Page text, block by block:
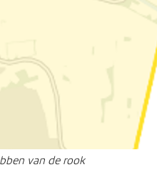
van de rook